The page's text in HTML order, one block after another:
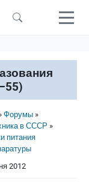
навигации
Форумы
в СССР
питания
2012